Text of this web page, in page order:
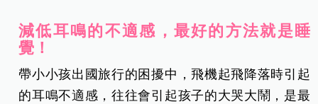
減低耳鳴的不適感，最好的方法就是睡
覺！
帶小小孩出國旅行的困擾中，飛機起飛降落時引起
的耳鳴不適感，往往會引起孩子的大哭大鬧，是最